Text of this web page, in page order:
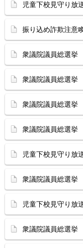
児童下校見守り放
振り込め詐欺注意
衆議院議員総選挙
衆議院議員総選挙
衆議院議員総選挙
衆議院議員総選挙
児童下校見守り放
衆議院議員総選挙
児童下校見守り放
衆議院議員総選挙